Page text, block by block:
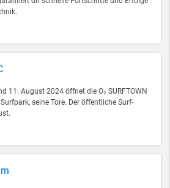
11. August 2024 öffnet die O₂ SURFTOWN
seine Tore. Der öffentliche Surf-